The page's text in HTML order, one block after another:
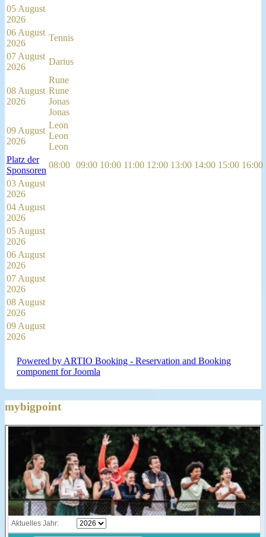
05 August
2026
06 August
2026
Tennis
07 August
2026
Darius
08 August
2026
Rune
Rune
Jonas
Jonas
09 August
2026
Leon
Leon
Leon
Platz der
Sponsoren
08:00 09:00 10:00 11:00 12:00 13:00 14:00 15:00 16:00
03 August
2026
04 August
2026
05 August
2026
06 August
2026
07 August
2026
08 August
2026
09 August
2026
Powered by ARTIO Booking - Reservation and Booking
component for Joomla
mybigpoint